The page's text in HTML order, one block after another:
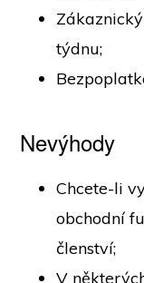
týdnu;
Nevýhody
Chcete-li
obchodní
členství;
V